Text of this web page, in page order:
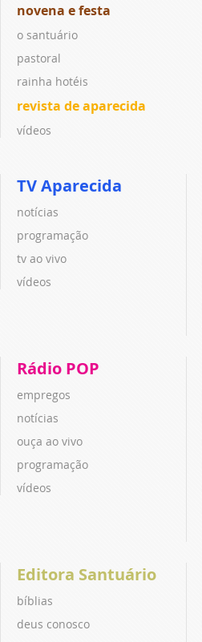
novena e festa
o santuário
pastoral
rainha hotéis
revista de aparecida
vídeos
TV Aparecida
notícias
programação
tv ao vivo
vídeos
Rádio POP
empregos
notícias
ouça ao vivo
programação
vídeos
Editora Santuário
bíblias
deus conosco